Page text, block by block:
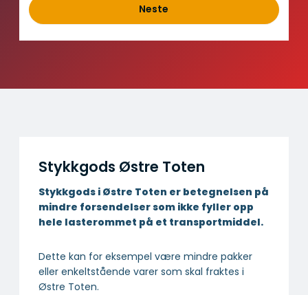
d
Neste
Stykkgods Østre Toten
Stykkgods i Østre Toten er betegnelsen på
mindre forsendelser som ikke fyller opp
hele lasterommet på et transportmiddel.
Dette kan for eksempel være mindre pakker
eller enkeltstående varer som skal fraktes i
Østre Toten.